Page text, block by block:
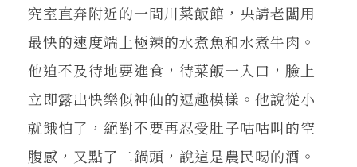
究室直奔附近的一間川菜飯館，央請老闆用
最快的速度端上極辣的水煮魚和水煮牛肉。
他迫不及待地要進食，待菜飯一入口，臉上
立即露出快樂似神仙的逗趣模樣。他說從小
就餓怕了，絕對不要再忍受肚子咕咕叫的空
腹感，又點了二鍋頭，說這是農民喝的酒。